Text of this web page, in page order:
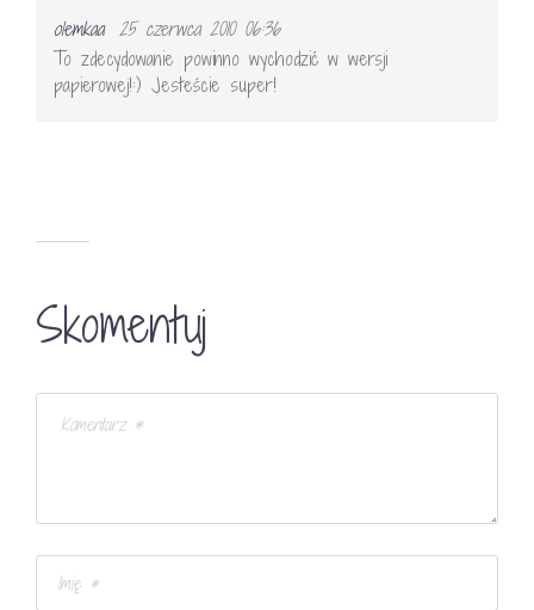
olemkaa 25 czerwca 2010 06:36
To zdecydowanie powinno wychodzić w wersji
papierowej!:) Jesteście super!
Skomentuj